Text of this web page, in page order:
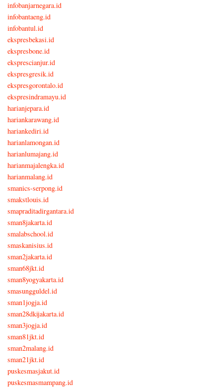
infobanjarnegara.id
infobantaeng.id
infobantul.id
ekspresbekasi.id
ekspresbone.id
eksprescianjur.id
ekspresgresik.id
ekspresgorontalo.id
ekspresindramayu.id
harianjepara.id
hariankarawang.id
hariankediri.id
harianlamongan.id
harianlumajang.id
harianmajalengka.id
harianmalang.id
smanics-serpong.id
smakstlouis.id
smapraditadirgantara.id
sman8jakarta.id
smalabschool.id
smaskanisius.id
sman2jakarta.id
sman68jkt.id
sman8yogyakarta.id
smasungguldel.id
sman1jogja.id
sman28dkijakarta.id
sman3jogja.id
sman81jkt.id
sman2malang.id
sman21jkt.id
puskesmasjakut.id
puskesmasmampang.id